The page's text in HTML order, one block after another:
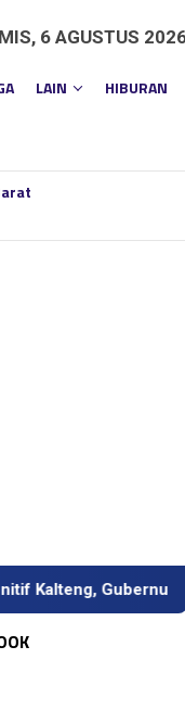
6 AGUSTUS
LAIN HIBURAN
Tekankan